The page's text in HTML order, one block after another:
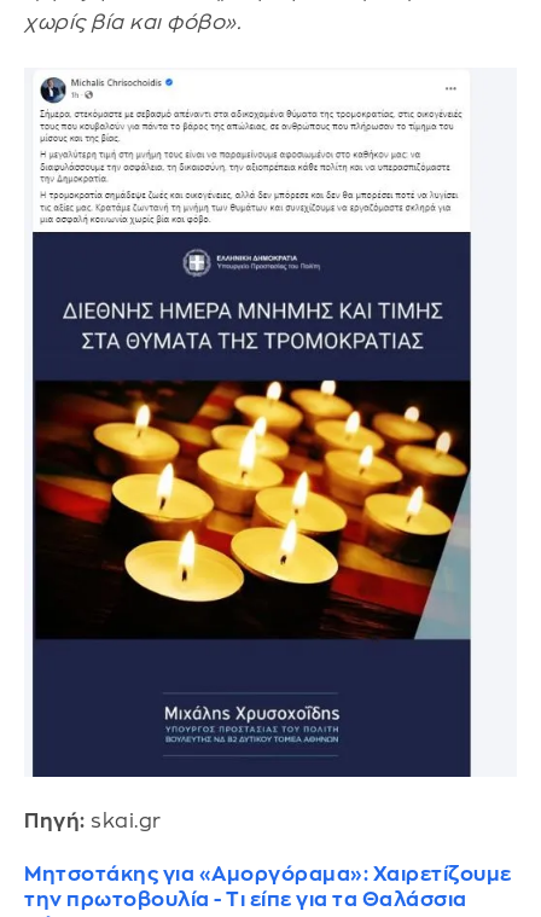
χωρίς βία και φόβο».
Πηγή: skai.gr
Μητσοτάκης για «Αμοργόραμα»: Χαιρετίζουμε
την πρωτοβουλία - Τι είπε για τα Θαλάσσια